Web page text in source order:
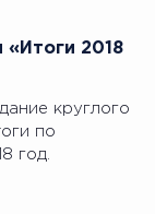
«Итоги 2018
круглого
по
год.